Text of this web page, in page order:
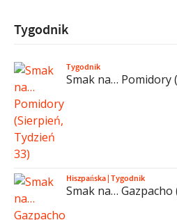
Tygodnik
Tygodnik
Smak na… Pomidory
Hiszpańska|Tygodnik
Smak na… Gazpacho